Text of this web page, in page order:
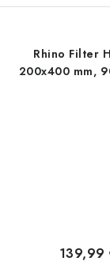
Rhino Filter
200x400 mm,
139,99